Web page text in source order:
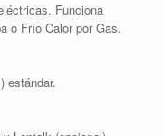
Funciona
o Frío Calor por Gas.
estándar.